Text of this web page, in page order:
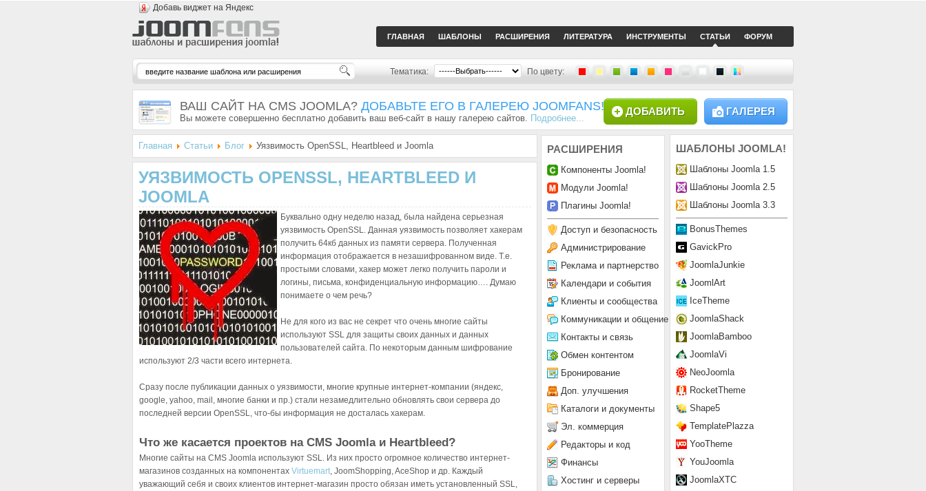
Добавь виджет на Яндекс
ГЛАВНАЯ ШАБЛОНЫ РАСШИРЕНИЯ ЛИТЕРАТУРА ИНСТРУМЕНТЫ СТАТЬИ ФОРУМ
Тематика: По цвету:
ВАШ САЙТ НА CMS JOOMLA? ДОБАВЬТЕ ЕГО В ГАЛЕРЕЮ JOOMFANS!
Вы можете совершенно бесплатно добавить ваш веб-сайт в нашу галерею сайтов. Подробнее...
ГАЛЕРЕЯ
ДОБАВИТЬ
Главная Статьи Блог Уязвимость OpenSSL, Heartbleed и Joomla
УЯЗВИМОСТЬ OPENSSL, HEARTBLEED И
JOOMLA
Буквально одну неделю назад, была найдена серьезная
уязвимость OpenSSL. Данная уязвимость позволяет хакерам
получить 64кб данных из памяти сервера. Полученная
информация отображается в незашифрованном виде. Т.е.
простыми словами, хакер может легко получить пароли и
логины, письма, конфиденциальную информацию…. Думаю
понимаете о чем речь?
Не для кого из вас не секрет что очень многие сайты
используют SSL для защиты своих данных и данных
пользователей сайта. По некоторым данным шифрование
используют 2/3 части всего интернета.
Сразу после публикации данных о уязвимости, многие крупные интернет-компании (яндекс,
google, yahoo, mail, многие банки и пр.) стали незамедлительно обновлять свои сервера до
последней версии OpenSSL, что-бы информация не досталась хакерам.
Что же касается проектов на CMS Joomla и Heartbleed?
Многие сайты на CMS Joomla используют SSL. Из них просто огромное количество интернет-
магазинов созданных на компонентах Virtuemart, JoomShopping, AceShop и др. Каждый
уважающий себя и своих клиентов интернет-магазин просто обязан иметь установленный SSL,
ШАБЛОНЫ JOOMLA!
Шаблоны Joomla 1.5
Шаблоны Joomla 2.5
Шаблоны Joomla 3.3
BonusThemes
GavickPro
JoomlaJunkie
JoomlArt
IceTheme
JoomlaShack
JoomlaBamboo
JoomlaVi
NeoJoomla
RocketTheme
Shape5
TemplatePlazza
YooTheme
YouJoomla
JoomlaXTC
РАСШИРЕНИЯ
Компоненты Joomla!
Модули Joomla!
Плагины Joomla!
Доступ и безопасность
Администрирование
Реклама и партнерство
Календари и события
Клиенты и сообщества
Коммуникации и общение
Контакты и связь
Обмен контентом
Бронирование
Доп. улучшения
Каталоги и документы
Эл. коммерция
Редакторы и код
Финансы
Хостинг и серверы